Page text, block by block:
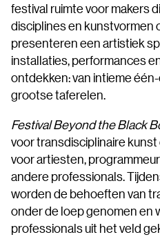
festival ruimte voor makers
disciplines en kunstvormen
presenteren een artistiek
installaties, performances
ontdekken: van intieme
grootse taferelen.
Festival Beyond the Black
voor transdisciplinaire
voor artiesten,
andere professionals.
worden de behoeften van
onder de loep genomen en
professionals uit het veld